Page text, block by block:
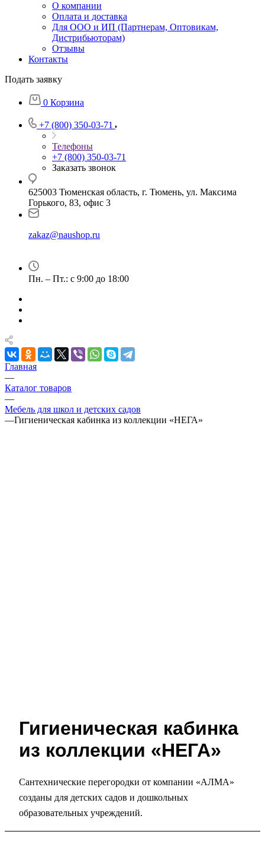
О компании
Оплата и доставка
Для ООО и ИП (Партнерам, Оптовикам,
Дистрибьюторам)
Отзывы
Контакты
Подать заявку
0 Корзина
+7 (800) 350-03-71
Телефоны
+7 (800) 350-03-71
Заказать звонок
625003 Тюменская область, г. Тюмень, ул. Максима
Горького, 83, офис 3
zakaz@naushop.ru
Пн. – Пт.: с 9:00 до 18:00
Главная
—
Каталог товаров
—
Мебель для школ и детских садов
—Гигиеническая кабинка из коллекции «НЕГА»
Гигиеническая кабинка
из коллекции «НЕГА»
Сантехнические перегородки от компании «АЛМА»
созданы для детских садов и дошкольных
образовательных учреждений.